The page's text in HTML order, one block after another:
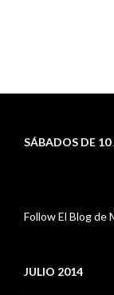
SÁBADOS DE 10
Follow El Blog de
JULIO 2014